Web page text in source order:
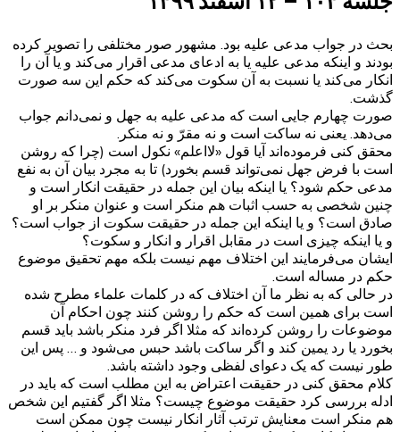
بحث در جواب مدعی علیه بود. مشهور صور مختلفی را تصویر کرده
بودند و اینکه مدعی علیه یا به ادعای مدعی اقرار می‌کند و یا آن را
انکار می‌کند یا نسبت به آن سکوت می‌کند که حکم این سه صورت
گذشت.
صورت چهارم جایی است که مدعی علیه به جهل و نمی‌دانم جواب
می‌دهد. یعنی نه ساکت است و نه مقرّ و نه منکر.
محقق کنی فرموده‌اند آیا قول «لااعلم» نکول است (چرا که روشن
است با فرض جهل نمی‌تواند قسم بخورد) تا به مجرد بیان آن به نفع
مدعی حکم شود؟ یا اینکه بیان این جمله در حقیقت انکار است و
چنین شخصی به حسب اثبات هم منکر است و عنوان منکر بر او
صادق است؟ و یا اینکه این جمله در حقیقت سکوت از جواب است؟
و یا اینکه چیزی است در مقابل اقرار و انکار و سکوت؟
ایشان می‌فرمایند این اختلاف مهم نیست بلکه مهم تحقیق موضوع
حکم در مساله است.
در حالی که به نظر ما آن اختلاف که در کلمات علماء مطرح شده
است برای همین است که حکم را روشن کنند چون احکام آن
موضوعات را روشن کرده‌اند که مثلا اگر فرد منکر باشد باید قسم
بخورد یا رد یمین کند و اگر ساکت باشد حبس می‌شود و … پس این
طور نیست که یک دعوای لفظی وجود داشته باشد.
کلام محقق کنی در حقیقت اعتراض به این مطلب است که باید در
ادله بررسی کرد حقیقت موضوع چیست؟ مثلا اگر گفتیم این شخص
هم منکر است معنایش ترتب آثار انکار نیست چون ممکن است